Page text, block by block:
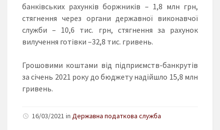
банківських рахунків боржників – 1,8 млн грн,
стягнення через органи державної виконавчої
служби – 10,6 тис. грн, стягнення за рахунок
вилучення готівки –32,8 тис. гривень.
Грошовими коштами від підприємств-банкрутів
за січень 2021 року до бюджету надійшло 15,8 млн
гривень.
16/03/2021 in Державна податкова служба